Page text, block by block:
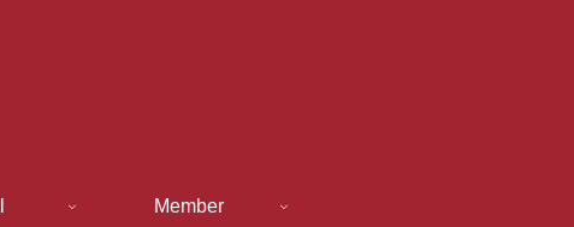
Member